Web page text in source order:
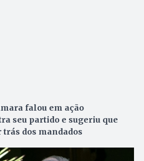
falou em ação
seu partido e sugeriu que
dos mandados